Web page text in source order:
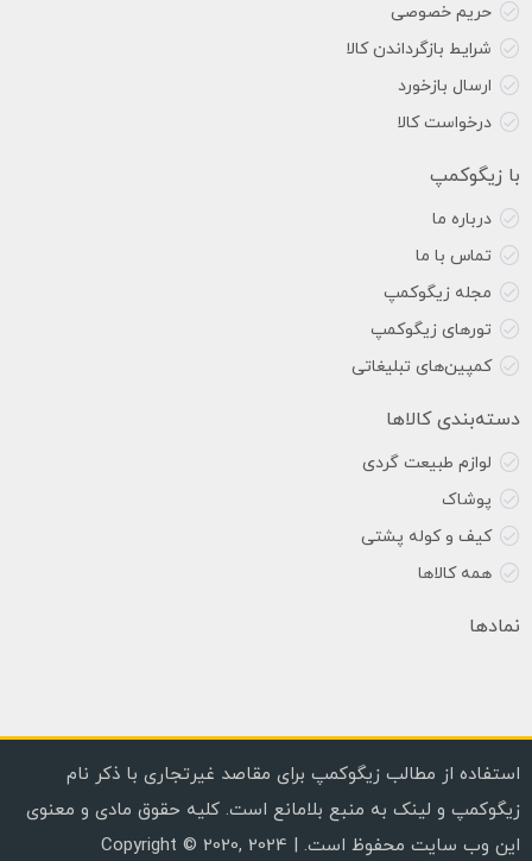
حریم خصوصی
شرایط بازگرداندن کالا
ارسال بازخورد
درخواست کالا
با زیگوکمپ
درباره ما
تماس با ما
مجله زیگوکمپ
تورهای زیگوکمپ
کمپین‌های تبلیغاتی
دسته‌بندی کالاها
لوازم طبیعت گردی
پوشاک
کیف و کوله پشتی
همه کالاها
نمادها
استفاده از مطالب زیگوکمپ برای مقاصد غیرتجاری با ذکر نام
زیگوکمپ و لینک به منبع بلامانع است. کلیه حقوق مادی و معنوی
این وب سایت محفوظ است. | Copyright © 2020, 2024